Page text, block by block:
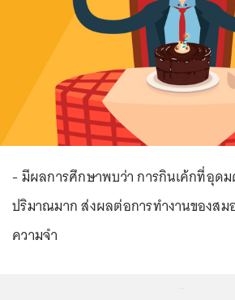
- มีผลการศึกษาพบว่า การกินเค้กที่อุด
ปริมาณมาก ส่งผลต่อการทำงานของสม
ความจำ